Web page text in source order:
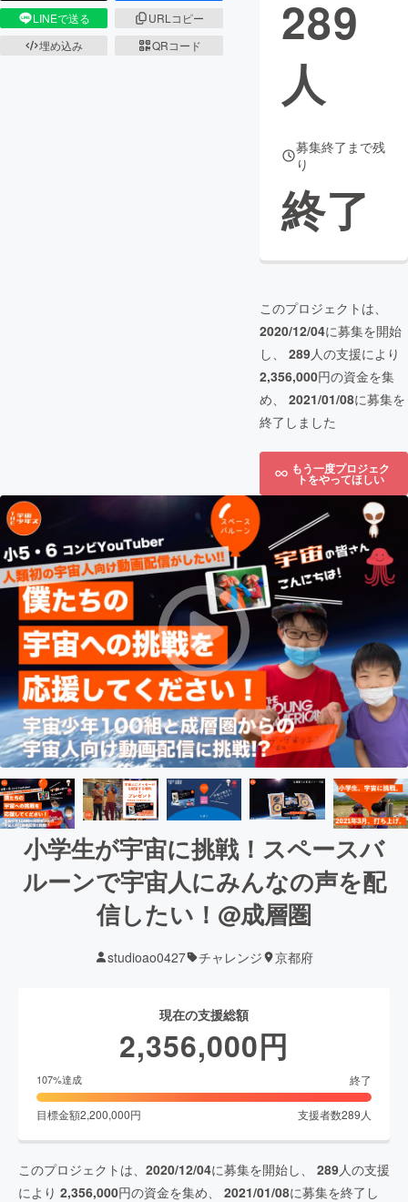
LINEで送る
URLコピー
埋め込み
QRコード
289
人
募集終了まで残
り
終了
このプロジェクトは、
2020/12/04に募集を開始
し、 289人の支援により
2,356,000円の資金を集
め、 2021/01/08に募集を
終了しました
もう一度プロジェク
トをやってほしい
小学生が宇宙に挑戦！スペースバ
ルーンで宇宙人にみんなの声を配
信したい！@成層圏
studioao0427 チャレンジ 京都府
現在の支援総額
2,356,000円
107%達成 終了
目標金額2,200,000円 支援者数289 人
このプロジェクトは、 2020/12/04に募集を開始し、 289人の支援
により 2,356,000円の資金を集め、 2021/01/08に募集を終了し